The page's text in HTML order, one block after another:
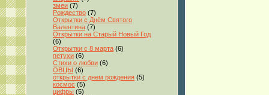
змеи (7)
Рождество (7)
Открытки с Днём Святого
Валентина (7)
Открытки на Старый Новый Год
(6)
Открытки с 8 марта (6)
петухи (6)
Стихи о любви (6)
ОВЦЫ (6)
открытки с днем рождения (5)
космос (5)
цифры (5)